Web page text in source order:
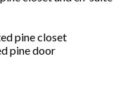
pine closet
pine door